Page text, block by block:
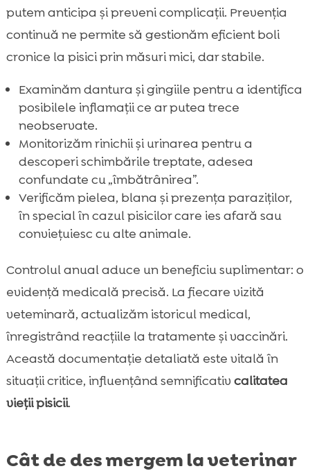
putem anticipa și preveni complicații. Prevenția
continuă ne permite să gestionăm eficient boli
cronice la pisici prin măsuri mici, dar stabile.
Examinăm dantura și gingiile pentru a identifica
posibilele inflamații ce ar putea trece
neobservate.
Monitorizăm rinichii și urinarea pentru a
descoperi schimbările treptate, adesea
confundate cu „îmbătrânirea”.
Verificăm pielea, blana și prezența paraziților,
în special în cazul pisicilor care ies afară sau
conviețuiesc cu alte animale.
Controlul anual aduce un beneficiu suplimentar: o
evidență medicală precisă. La fiecare vizită
veteminară, actualizăm istoricul medical,
înregistrând reacțiile la tratamente și vaccinări.
Această documentație detaliată este vitală în
situații critice, influențând semnificativ calitatea
vieții pisicii.
Cât de des mergem la veterinar